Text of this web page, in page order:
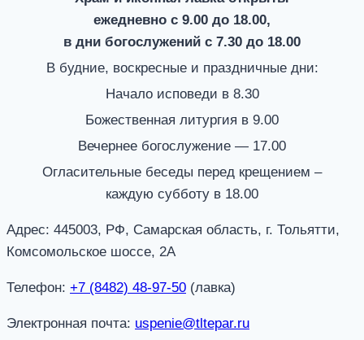
ежедневно с 9.00 до 18.00,
в дни богослужений с 7.30 до 18.00
В будние, воскресные и праздничные дни:
Начало исповеди в 8.30
Божественная литургия в 9.00
Вечернее богослужение — 17.00
Огласительные беседы перед крещением –
каждую субботу в 18.00
Адрес: 445003, РФ, Самарская область, г. Тольятти,
Комсомольское шоссе, 2А
Телефон: +7 (8482) 48-97-50 (лавка)
Электронная почта: uspenie@tltepar.ru